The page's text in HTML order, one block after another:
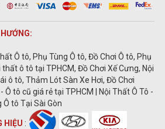
Ô tô, Phụ Tùng Ô tô, Đồ Chơi Ô tô, Phụ
thất ô tô tại TPHCM, Đồ Chơi Xế Cưng, Nội
ô tô, Thảm Lót Sàn Xe Hơi, Đồ Chơi
Ô tô cũ giá rẻ tại TPHCM | Nội Thất Ô Tô -
Ô tô Tại Sài Gòn
HIỆU :